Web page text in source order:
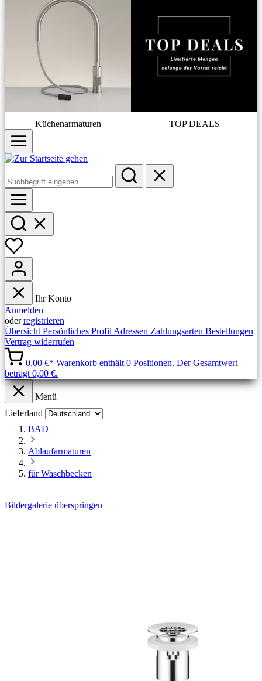
Küchenarmaturen TOP DEALS
Ihr Konto
Anmelden
oderregistrieren
Übersicht Persönliches Profil Adressen Zahlungsarten Bestellungen
Vertrag widerrufen
0,00 €* Warenkorb enthält 0 Positionen. Der Gesamtwert
beträgt 0,00 €.
Menü
Lieferland
BAD
Ablaufarmaturen
für Waschbecken
Bildergalerie überspringen